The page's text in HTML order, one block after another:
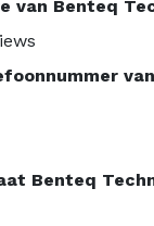
van Benteq
Benteq